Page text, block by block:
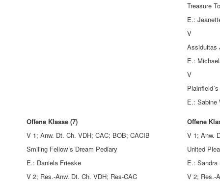
Treasure
E.:
V
Assiduitas
E.:
V
E.: Sabine
Offene Klasse (7)
Offene
V 1; Anw. Dt. Ch. VDH; CAC; BOB; CACIB
V 1; Anw.
Smiling Fellow´s Dream Pedlary
United
E.: Daniela Frieske
E.: Sandra
V 2; Res.-Anw. Dt. Ch. VDH; Res-CAC
V 2; Res.-